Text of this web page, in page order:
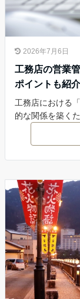
2026年7月6日
工務店の営業
ポイントも紹介
工務店における
的な関係を築く